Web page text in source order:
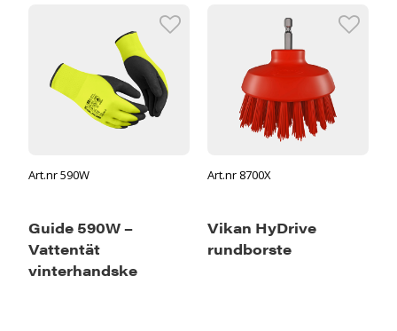
Art.nr 590W
Guide 590W –
Vattentät
vinterhandske
Art.nr 8700X
Vikan HyDrive
rundborste